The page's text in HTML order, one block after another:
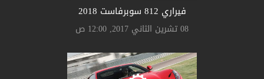
فيراري 812 سوبرفاست 2018
08 تشرين الثاني 2017, 12:00 ص